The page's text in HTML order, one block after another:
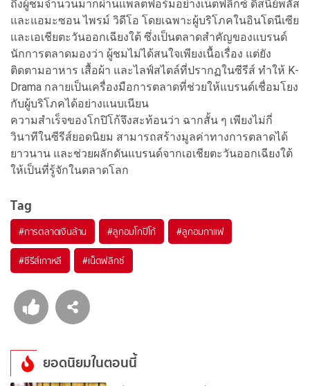
ถึงผู้ชมจำนวนมากผ่านแพลตฟอร์มอย่างเน็ตฟลิกซ์ ดิสนีย์พลัส
และแอมะซอน ไพรม์ วิดีโอ โดยเฉพาะผู้บริโภคในอินโดนีเซีย
และเอเชียตะวันออกเฉียงใต้ ซึ่งเป็นตลาดสำคัญของแบรนด์
นักการตลาดมองว่า ผู้ชมไม่ได้สนใจเพียงเนื้อเรื่อง แต่ยัง
ติดตามอาหาร เสื้อผ้า และไลฟ์สไตล์ที่ปรากฏในซีรีส์ ทำให้ K-
Drama กลายเป็นเครื่องมือการตลาดที่ช่วยให้แบรนด์เชื่อมโยง
กับผู้บริโภคได้อย่างแนบเนียน
ความสำเร็จของโกปิโก้จึงสะท้อนว่า ฉากสั้น ๆ เพียงไม่กี่
วินาทีในซีรีส์ยอดนิยม สามารถสร้างมูลค่าทางการตลาดได้
ยาวนาน และช่วยผลักดันแบรนด์จากเอเชียตะวันออกเฉียงใต้
ให้เป็นที่รู้จักในตลาดโลก
Tag
#การตลาดเงินล้าน #ลูกอมโกปิโก้ #ลูกอมกาแฟ
#ซีรีส์เกาหลี #เน็ตฟลิกซ์
ยอดนิยมในตอนนี้